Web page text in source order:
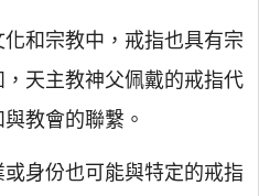
和宗教中，戒指也具有宗
天主教神父佩戴的戒指代
教會的聯繫。
身份也可能與特定的戒指